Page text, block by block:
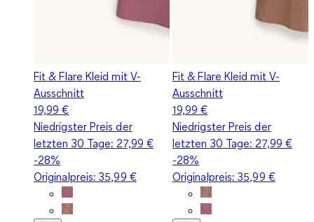
Fit & Flare Kleid mit V-
Ausschnitt
19,99 €
Niedrigster Preis der
letzten 30 Tage: 27,99 €
-28%
Originalpreis:35,99 €
Fit & Flare Kleid mit V-
Ausschnitt
19,99 €
Niedrigster Preis der
letzten 30 Tage: 27,99 €
-28%
Originalpreis:35,99 €